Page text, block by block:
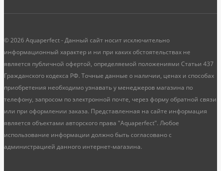
© 2026 Aquaperfect - Данный сайт носит исключительно
информационный характер и ни при каких обстоятельствах не
является публичной офертой, определяемой положениями Статьи 437
Гражданского кодекса РФ. Точные данные о наличии, ценах и способах
приобретения необходимо узнавать у менеджеров магазина по
телефону, запросом по электронной почте, через форму обратной связи
или при оформлении заказа. Представленная на сайте информация
является объектами авторского права "Aquaperfect". Любое
использование информации должно быть согласовано с
администрацией данного интернет-магазина.